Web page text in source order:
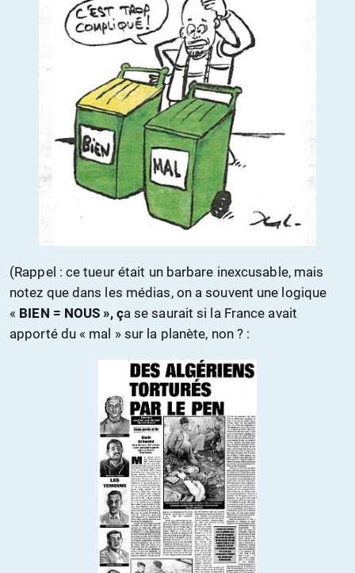
(Rappel : ce tueur était un barbare inexcusable, mais
notez que dans les médias, on a souvent une logique
« BIEN = NOUS », ça se saurait si la France avait
apporté du « mal » sur la planète, non ? :